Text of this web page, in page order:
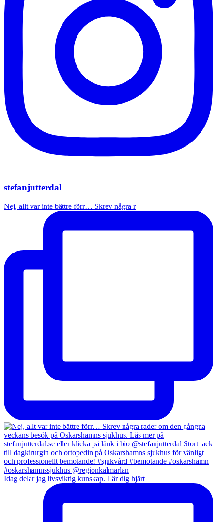
stefanjutterdal
Nej, allt var inte bättre förr… Skrev några r
Idag delar jag livsviktig kunskap. Lär dig hjärt